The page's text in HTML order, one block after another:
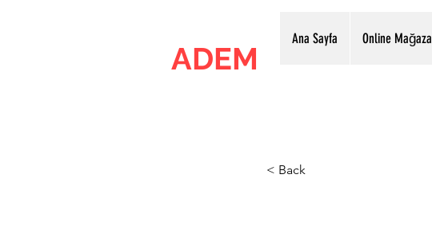
Ana Sayfa Online Mağaza
ADEM
< Back